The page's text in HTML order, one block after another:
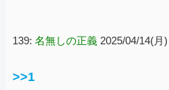
139: 名無しの正義 2025/04/14(月
>>1